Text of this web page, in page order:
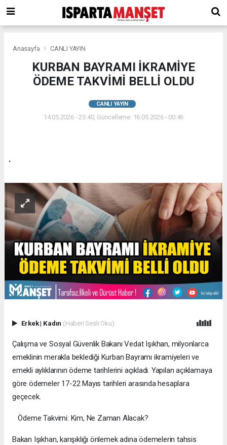
Anasayfa CANLI YAYIN
KURBAN BAYRAMI İKRAMİYE
ÖDEME TAKVİMİ BELLİ OLDU
CANLI YAYIN
14.05.2026 - 23:40, Güncelleme: 16.05.2026 - 00:46
.
Erkek| Kadın (Haberi Sesli Oku)
​Çalışma ve Sosyal Güvenlik Bakanı Vedat Işıkhan, milyonlarca
emeklinin merakla beklediği Kurban Bayramı ikramiyeleri ve
emekli aylıklarının ödeme tarihlerini açıkladı. Yapılan açıklamaya
göre ödemeler 17-22 Mayıs tarihleri arasında hesaplara
geçecek.
​ Ödeme Takvimi: Kim, Ne Zaman Alacak?
​Bakan Işıkhan, karışıklığı önlemek adına ödemelerin tahsis